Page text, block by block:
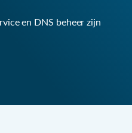
en DNS beheer zijn